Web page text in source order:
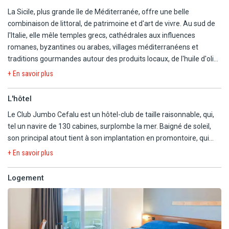
La Sicile, plus grande île de Méditerranée, offre une belle
combinaison de littoral, de patrimoine et d'art de vivre. Au sud de
l'Italie, elle mêle temples grecs, cathédrales aux influences
romanes, byzantines ou arabes, villages méditerranéens et
traditions gourmandes autour des produits locaux, de l'huile d'olive
et d'une cuisine généreuse. La province de Palerme concentre une
végétation méditerranéenne et villes chargées d'histoire.
Le Club Jumbo Cefalu se situe sur la côte nord de l'île, en surplomb
de la mer Tyrrhénienne, à proximité de Cefalù. Cette station
balnéaire sicilienne, dont le centre historique se trouve à environ 7
km, permet de découvrir des ruelles de caractère, une cathédrale
à l'écart de l'animation commerciale immédiate, sans bars,
restaurants ou commerces autour de l'établissement : le séjour se
vit donc principalement entre la vie du club, les plages privées, la
piscine et les excursions.
+ En savoir plus
L'hôtel
Le Club Jumbo Cefalu est un hôtel-club de taille raisonnable, qui,
tel un navire de 130 cabines, surplombe la mer. Baigné de soleil,
son principal atout tient à son implantation en promontoire, qui
ouvre de larges vues sur la Méditerranée.
Piscine d'eau de mer, restaurant avec vue, terrain de tennis, salle
vous pour un séjour balnéaire animé et conviviale face à la mer. Il
permet à petits et grands d'alterner plaisirs de la mer, sports
collectifs et farniente autour de la piscine, à moins que vous ne
+ En savoir plus
Logement